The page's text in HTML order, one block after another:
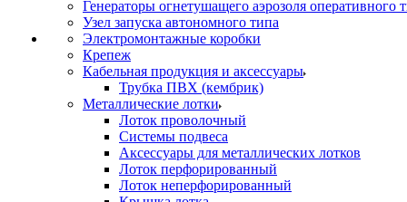
Генераторы огнетушащего аэрозоля оперативного
Узел запуска автономного типа
Электромонтажные коробки
Крепеж
Кабельная продукция и аксессуары
Трубка ПВХ (кембрик)
Металлические лотки
Лоток проволочный
Системы подвеса
Аксессуары для металлических лотков
Лоток перфорированный
Лоток неперфорированный